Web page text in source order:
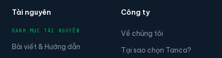
Tài nguyên
DANH MỤC TÀI NGUYÊN
Bài viết & Hướng dẫn
Công ty
Về chúng tôi
Tại sao chọn Tanca?